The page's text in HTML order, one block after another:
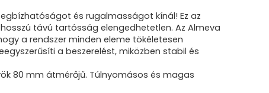
és rugalmasságot kínál! Ez az
távú tartósság elengedhetetlen. Az Almeva
a rendszer minden eleme tökéletesen
a beszerelést, miközben stabil és
80 mm átmérőjű. Túlnyomásos és magas